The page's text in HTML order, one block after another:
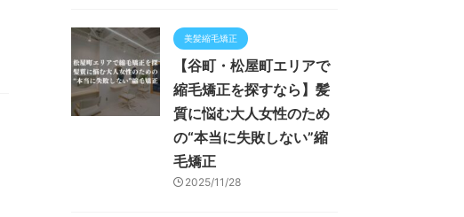
美髪縮毛矯正
【谷町・松屋町エリアで
縮毛矯正を探すなら】髪
質に悩む大人女性のため
の“本当に失敗しない”縮
毛矯正
2025/11/28